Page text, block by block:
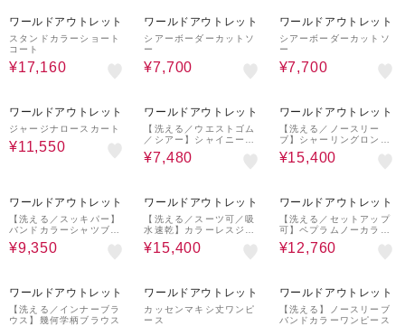
ワールドアウトレット
スタンドカラーショート
コート
¥17,160
ワールドアウトレット
シアーボーダーカットソ
ー
¥7,700
ワールドアウトレット
シアーボーダーカットソ
ー
¥7,700
ワールドアウトレット
ジャージナロースカート
¥11,550
ワールドアウトレット
【洗える／ウエストゴム
／シアー】シャイニープ
リーツスカート
¥7,480
ワールドアウトレット
【洗える／ノースリー
ブ】シャーリングロング
ワンピース
¥15,400
ワールドアウトレット
【洗える／スッキパー】
バンドカラーシャツブラ
ウス
¥9,350
ワールドアウトレット
【洗える／スーツ可／吸
水速乾】カラーレスジャ
ケット
¥15,400
ワールドアウトレット
【洗える／セットアップ
可】ペプラムノーカラー
ジャケット
¥12,760
ワールドアウトレット
【洗える／インナーブラ
ウス】幾何学柄ブラウス
ワールドアウトレット
カッセンマキシ丈ワンピ
ース
ワールドアウトレット
【洗える】ノースリーブ
バンドカラーワンピース